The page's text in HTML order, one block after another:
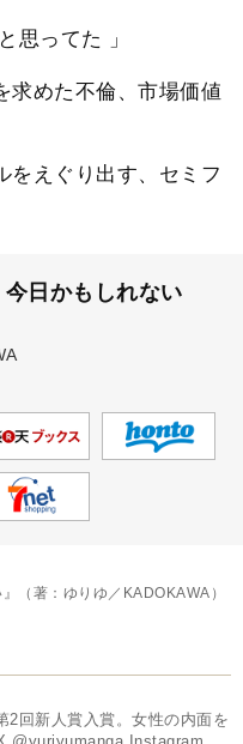
思ってた 」
求めた不倫、市場価値
をえぐり出す、セミフ
日かもしれない
（著：ゆりゆ／KADOKAWA）
2回新人賞入賞。女性の内面を